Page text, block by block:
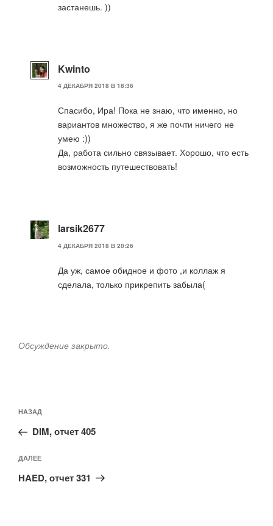
застанешь. ))
Kwinto
4 ДЕКАБРЯ 2018 В 18:36
Спасибо, Ира! Пока не знаю, что именно, но
вариантов множество, я же почти ничего не
умею :))
Да, работа сильно связывает. Хорошо, что есть
возможность путешествовать!
larsik2677
4 ДЕКАБРЯ 2018 В 20:26
Да уж, самое обидное и фото ,и коллаж я
сделала, только прикрепить забыла(
Обсуждение закрыто.
по
записям
Предыдущая
запись:
НАЗАД
DIM, отчет 405
Следующая
запись
ДАЛЕЕ
HAED, отчет 331